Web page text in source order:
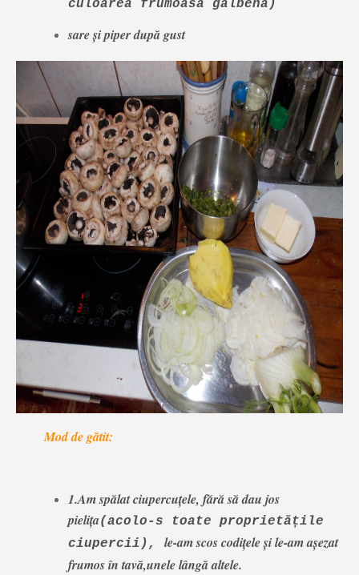
culoarea frumoasă galbenă)
sare și piper după gust
Mod de gătit:
1.Am spălat ciupercuțele, fără să dau jos
pielița(acolo-s toate proprietățile
ciupercii), le-am scos codițele și le-am așezat
frumos în tavă,unele lângă altele.